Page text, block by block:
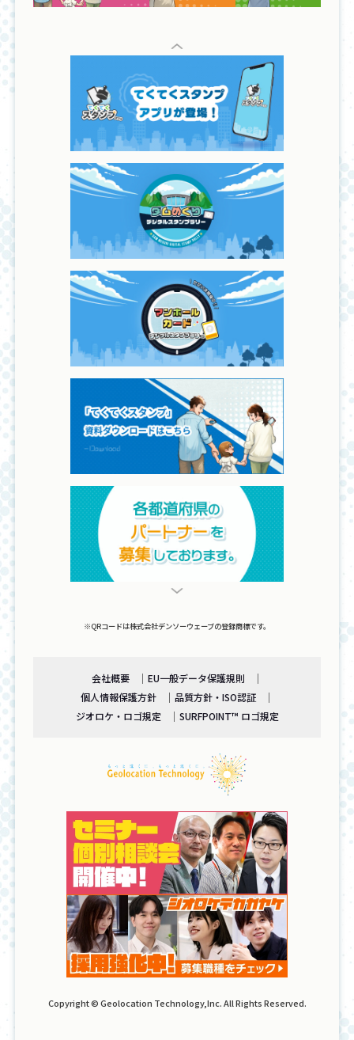
※QRコードは株式会社デンソーウェーブの登録商標です。
会社概要
EU一般データ保護規則
個人情報保護方針
品質方針・ISO認証
ジオロケ・ロゴ規定
SURFPOINT™ ロゴ規定
Copyright © Geolocation Technology,Inc. All Rights Reserved.